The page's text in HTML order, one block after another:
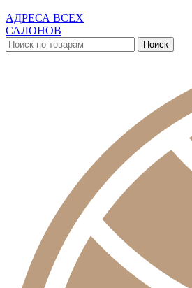
АДРЕСА ВСЕХ
САЛОНОВ